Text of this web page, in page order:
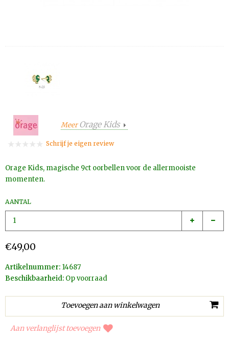
MeerOrage Kids
Schrijf je eigen review
Orage Kids, magische 9ct oorbellen voor de allermooiste
momenten.
AANTAL
€49,00
Artikelnummer: 14687
Beschikbaarheid: Op voorraad
Aan verlanglijst toevoegen